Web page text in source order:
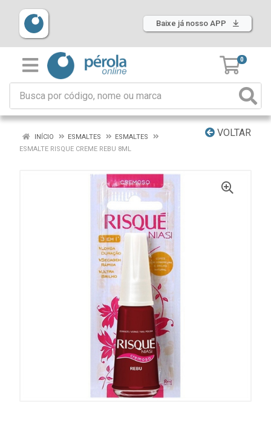
Baixe já nosso APP
0
VOLTAR
INÍCIO ESMALTES
ESMALTES
ESMALTE RISQUE CREME REBU 8ML